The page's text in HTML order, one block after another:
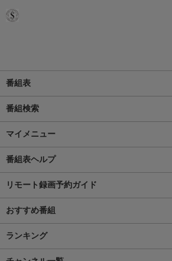
番組表
番組検索
マイメニュー
番組表ヘルプ
リモート録画予約ガイド
おすすめ番組
ランキング